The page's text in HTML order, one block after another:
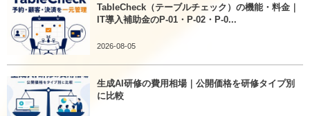
TableCheck（テーブルチェック）の機能・料金｜
IT導入補助金のP-01・P-02・P-0...
2026-08-05
生成AI研修の費用相場｜公開価格を研修タイプ別
に比較